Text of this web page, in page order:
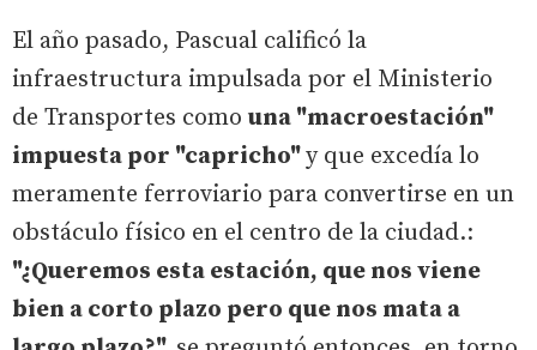
El año pasado, Pascual calificó la
infraestructura impulsada por el Ministerio
de Transportes como una "macroestación"
impuesta por "capricho"y que excedía lo
meramente ferroviario para convertirse en un
obstáculo físico en el centro de la ciudad.:
"¿Queremos esta estación, que nos viene
bien a corto plazo pero que nos mata a